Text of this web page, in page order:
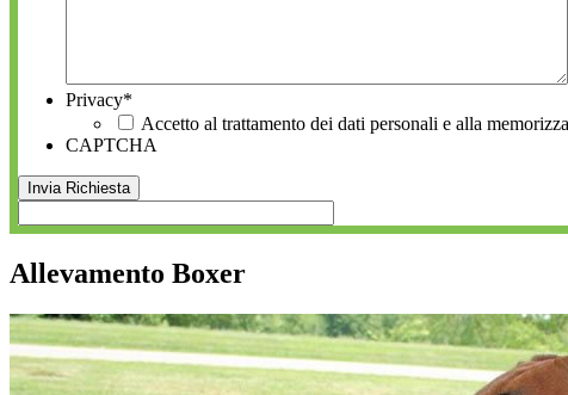
Privacy*
Accetto al trattamento dei dati personali e alla
CAPTCHA
Allevamento Boxer